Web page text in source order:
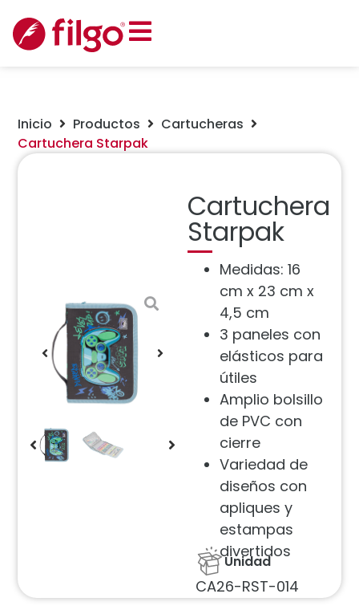
Inicio Productos
Cartucheras
Cartuchera Starpak
Cartuchera
Starpak
Medidas: 16
cm x 23 cm x
4,5 cm
3 paneles con
elásticos para
útiles
Amplio bolsillo
de PVC con
cierre
Variedad de
diseños con
apliques y
estampas
divertidos
Unidad
CA26-RST-014